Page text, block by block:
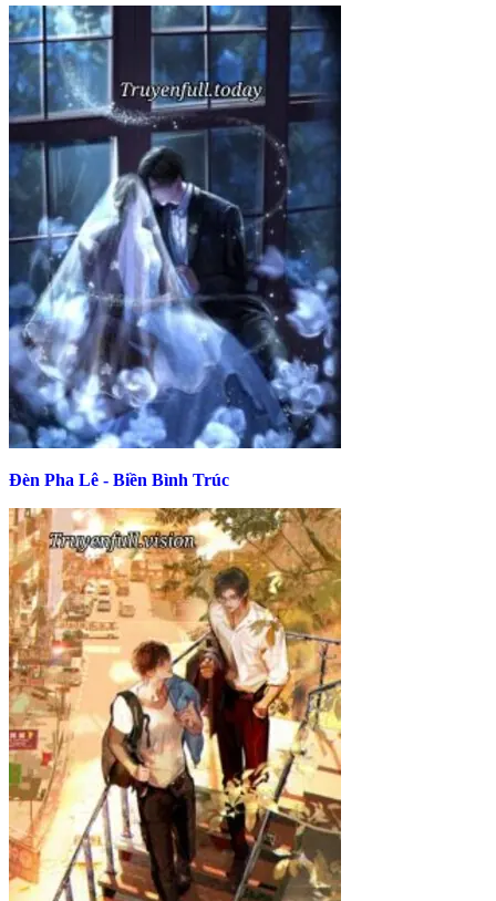
Đèn Pha Lê - Biền Bình Trúc